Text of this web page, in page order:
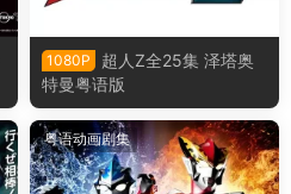
1080P
超人Z全25集 泽塔奥
特曼粤语版
粤语动画剧集